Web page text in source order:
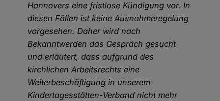
Hannovers eine fristlose Kündigung vor. In
diesen Fällen ist keine Ausnahmeregelung
vorgesehen. Daher wird nach
Bekanntwerden das Gespräch gesucht
und erläutert, dass aufgrund des
kirchlichen Arbeitsrechts eine
Weiterbeschäftigung in unserem
Kindertagesstätten-Verband nicht mehr